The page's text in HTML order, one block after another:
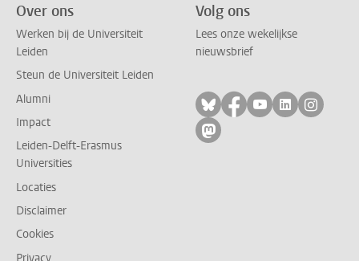
Over ons
Werken bij de Universiteit
Leiden
Steun de Universiteit Leiden
Alumni
Impact
Leiden-Delft-Erasmus
Universities
Locaties
Disclaimer
Cookies
Privacy
Volg ons
Lees onze wekelijkse
nieuwsbrief
Volg ons op bluesky
Volg ons op
Volg ons op
Volg ons
Volg
Volg ons op mastodon